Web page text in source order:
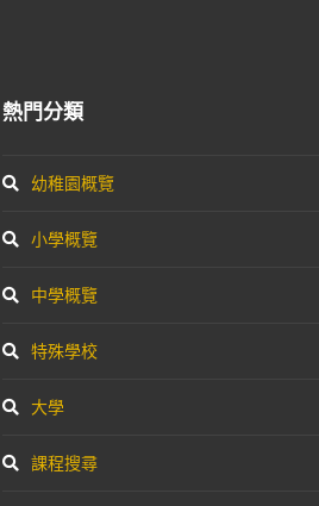
熱門分類
幼稚園概覽
小學概覽
中學概覽
特殊學校
大學
課程搜尋